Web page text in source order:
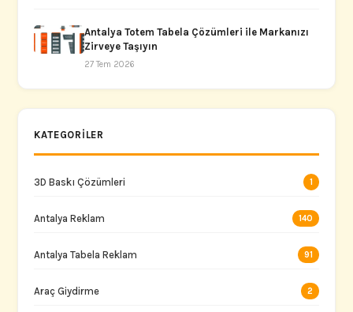
Antalya Totem Tabela Çözümleri ile Markanızı
Zirveye Taşıyın
27 Tem 2026
KATEGORILER
3D Baskı Çözümleri 1
Antalya Reklam 140
Antalya Tabela Reklam 91
Araç Giydirme 2